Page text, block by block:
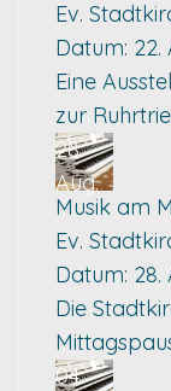
Ev.
Datum: 22.
Eine
zur
28
Aug.
Musik am
Ev.
Datum: 28.
Die
04